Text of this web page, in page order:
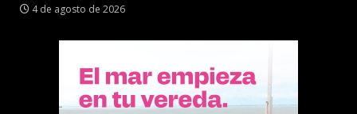
4 de agosto de 2026